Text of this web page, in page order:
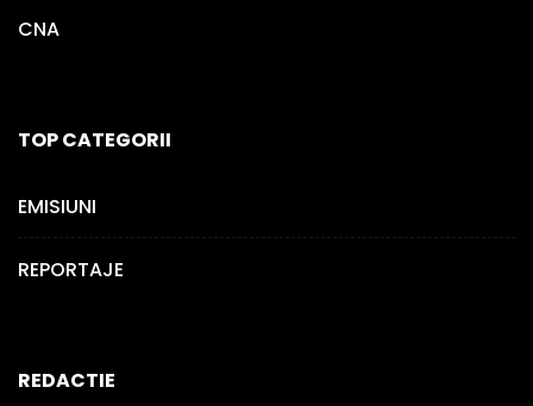
CNA
TOP CATEGORII
EMISIUNI
REPORTAJE
REDACTIE